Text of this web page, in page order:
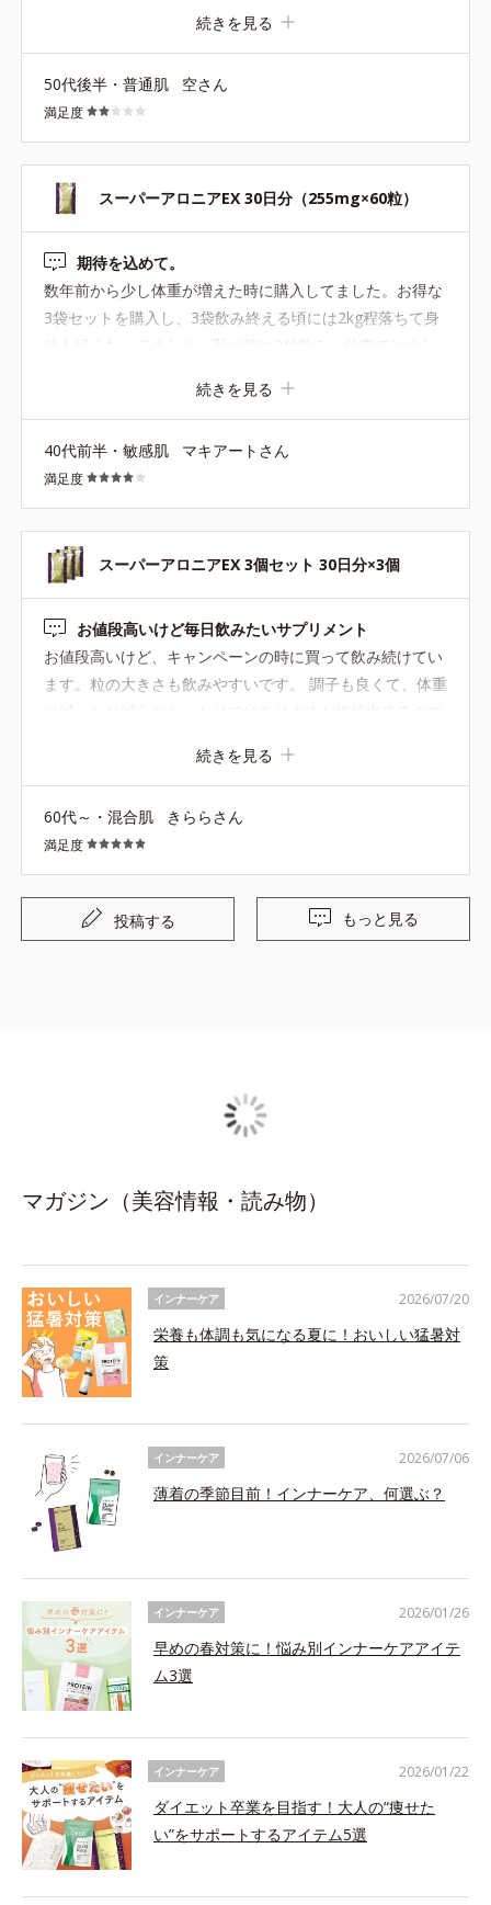
け、多少ですが運動も始めてはいますが目に見える効果が
なかなか出ない現状が辛いです… どの位継続すると体がか
わってくるのか分かればもう少し続けてみたいのですが、
お高いのでそれに見合う効果がなければ継続は苦しいで
す。 もう少し他の方の口コミを見ながら継続は考えたいと
思います。
続きを見る
50代後半・普通肌 空さん
満足度
スーパーアロニアEX 30日分（255mg×60粒）
期待を込めて。
数年前から少し体重が増えた時に購入してました。お得な
3袋セットを購入し、3袋飲み終える頃には2kg程落ちて身
体も軽くなってました。私は朝に2粒飲み、仕事では少し
良くなっているように感じました。年齢的に体重が落ちに
くくなってきていますが、今回も期待を込めてしばらく飲
んでみます。少しお値段張るのでまたお得な3袋セットが
出てほしいです。
続きを見る
40代前半・敏感肌 マキアートさん
満足度
スーパーアロニアEX 3個セット 30日分×3個
お値段高いけど毎日飲みたいサプリメント
お値段高いけど、キャンペーンの時に買って飲み続けてい
ます。粒の大きさも飲みやすいです。 調子も良くて、体重
入れると体重は減りますね。
続きを見る
60代～・混合肌 きららさん
満足度
投稿する もっと見る
マガジン（美容情報・読み物）
インナーケア
栄養も体調も気になる夏に！おいしい猛暑対
策
2026/07/20
インナーケア
薄着の季節目前！インナーケア、何選ぶ？
2026/07/06
インナーケア
早めの春対策に！悩み別インナーケアアイテ
ム3選
2026/01/26
インナーケア
ダイエット卒業を目指す！大人の“痩せた
い”をサポートするアイテム5選
2026/01/22